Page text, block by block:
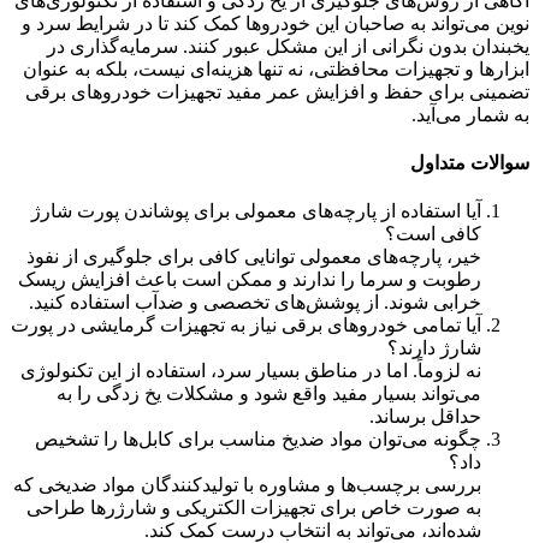
نوین می‌تواند به صاحبان این خودروها کمک کند تا در شرایط سرد و
یخبندان بدون نگرانی از این مشکل عبور کنند. سرمایه‌گذاری در
ابزارها و تجهیزات محافظتی، نه تنها هزینه‌ای نیست، بلکه به عنوان
تضمینی برای حفظ و افزایش عمر مفید تجهیزات خودروهای برقی
به شمار می‌آید.
سوالات متداول
آیا استفاده از پارچه‌های معمولی برای پوشاندن پورت شارژ
کافی است؟
خیر، پارچه‌های معمولی توانایی کافی برای جلوگیری از نفوذ
رطوبت و سرما را ندارند و ممکن است باعث افزایش ریسک
خرابی شوند. از پوشش‌های تخصصی و ضدآب استفاده کنید.
آیا تمامی خودروهای برقی نیاز به تجهیزات گرمایشی در پورت
شارژ دارند؟
نه لزوماً. اما در مناطق بسیار سرد، استفاده از این تکنولوژی
می‌تواند بسیار مفید واقع شود و مشکلات یخ زدگی را به
حداقل برساند.
چگونه می‌توان مواد ضدیخ مناسب برای کابل‌ها را تشخیص
داد؟
بررسی برچسب‌ها و مشاوره با تولیدکنندگان مواد ضدیخی که
به صورت خاص برای تجهیزات الکتریکی و شارژرها طراحی
شده‌اند، می‌تواند به انتخاب درست کمک کند.